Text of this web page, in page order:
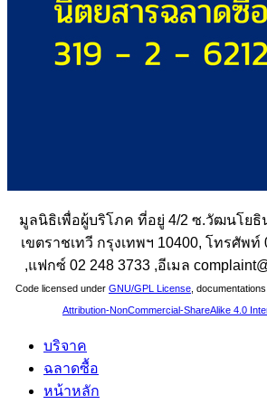
มูลนิธิเพื่อผู้บริโภค ที่อยู่ 4/2 ซ.วัฒนโย
เขตราชเทวี กรุงเทพฯ 10400, โทรศัพท์
,แฟกซ์ 02 248 3733 ,อีเมล
Code licensed under GNU/GPL License ,
Attribution-NonCommercial-ShareAlike 4.0
บริจาค
ฉลาดซื้อ
หน้าหลัก